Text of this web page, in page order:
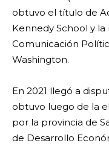
obtuvo el título de
Kennedy School y
Comunicación
Washington.
En 2021 llegó a
obtuvo luego de la
por la provincia de
de Desarrollo